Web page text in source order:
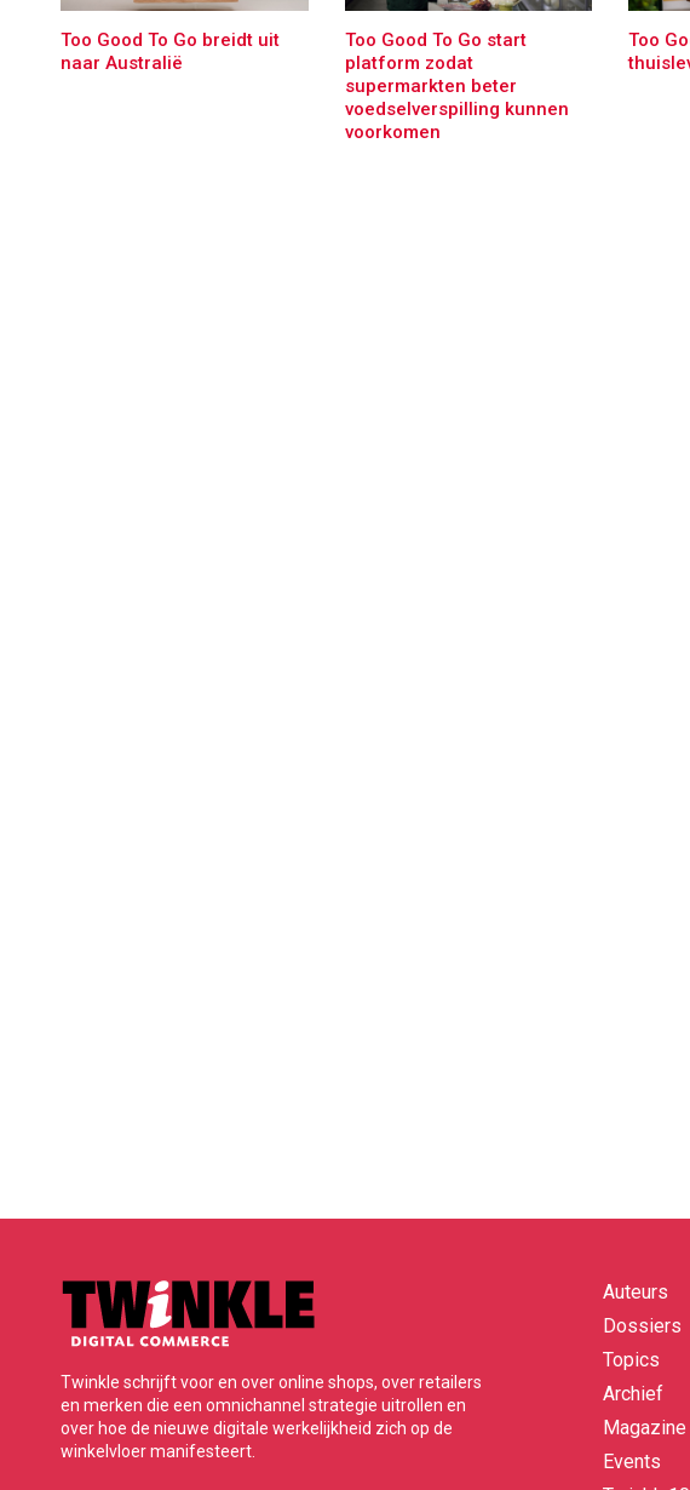
Too Good To Go breidt uit
naar Australië
Too Good To Go start
platform zodat
supermarkten beter
voedselverspilling kunnen
voorkomen
Too
Twinkle schrijft voor en over online shops, over retailers
en merken die een omnichannel strategie uitrollen en
over hoe de nieuwe digitale werkelijkheid zich op de
winkelvloer manifesteert.
Quick
links
Auteurs
Dossiers
Topics
Archief
Magazine
Events